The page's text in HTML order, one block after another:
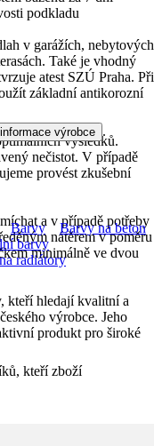
podkladu
v garážích, nebytových
Také je vhodný
atest SZÚ Praha. Při
základní antikorozní
výsledků.
nečistot. V případě
provést zkušební
a v případě potřeby
nátěrem v poměru
minimálně ve dvou
kteří hledají kvalitní a
výrobce. Jeho
produkt pro široké
informace výrobce .
Barvy
Barvy na beton
barvy
radiátory
kteří zboží